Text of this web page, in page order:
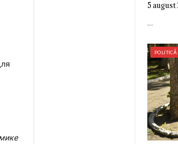
5 august
…
POLITICĂ